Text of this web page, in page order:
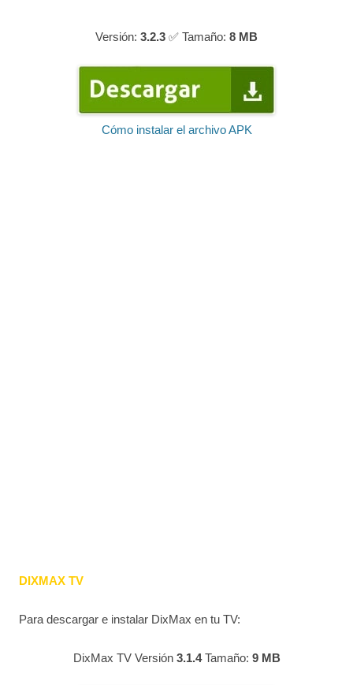
Versión: 3.2.3 ✅ Tamaño: 8 MB
Cómo instalar el archivo APK
DIXMAX TV
Para descargar e instalar DixMax en tu TV:
DixMax TV Versión 3.1.4Tamaño: 9 MB